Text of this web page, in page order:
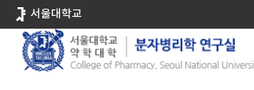
로
서울대학교